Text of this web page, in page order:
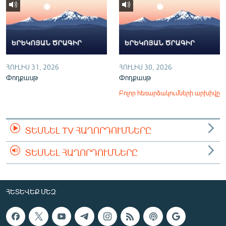
ՀՈՒԼԻՍ 31, 2026
Փոդքասթ
ՀՈՒԼԻՍ 30, 2026
Փոդքասթ
Բոլոր հեռարձակումների արխիվը
ՏԵՍՆԵԼ TV ՀԱՂՈՐԴՈՒՄՆԵՐԸ
ՏԵՍՆԵԼ ՀԱՂՈՐԴՈՒՄՆԵՐԸ
ՀԵՏԵՎԵՔ ՄԵԶ